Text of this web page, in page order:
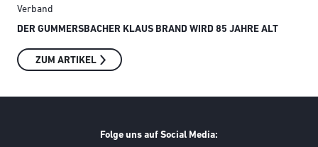
Verband
DER GUMMERSBACHER KLAUS BRAND WIRD 85 JAHRE ALT
ZUM ARTIKEL
Folge uns auf Social Media: